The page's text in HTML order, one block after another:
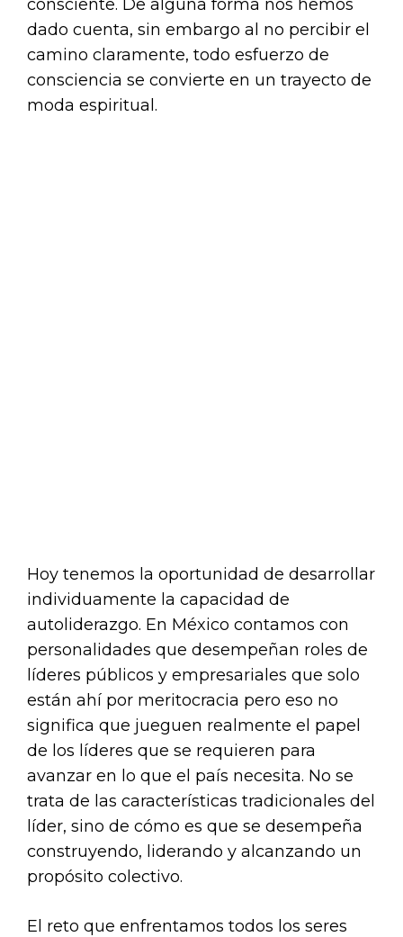
consciente. De alguna forma nos hemos
dado cuenta, sin embargo al no percibir el
camino claramente, todo esfuerzo de
consciencia se convierte en un trayecto de
moda espiritual.
Hoy tenemos la oportunidad de desarrollar
individuamente la capacidad de
autoliderazgo. En México contamos con
personalidades que desempeñan roles de
líderes públicos y empresariales que solo
están ahí por meritocracia pero eso no
significa que jueguen realmente el papel
de los líderes que se requieren para
avanzar en lo que el país necesita. No se
trata de las características tradicionales del
líder, sino de cómo es que se desempeña
construyendo, liderando y alcanzando un
propósito colectivo.
El reto que enfrentamos todos los seres